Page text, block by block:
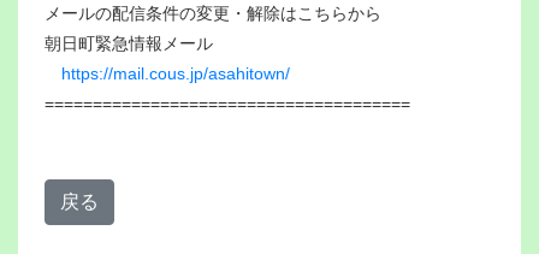
メールの配信条件の変更・解除はこちらから
朝日町緊急情報メール
https://mail.cous.jp/asahitown/
======================================
戻る